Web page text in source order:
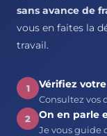
sans avance de
vous en faites la
travail.
1 Vérifiez
Consultez vos
2
On en parle
Je vous guide